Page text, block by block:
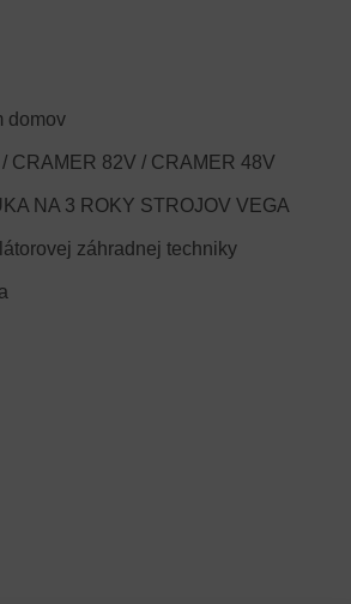
domov
CRAMER 82V / CRAMER 48V
NA 3 ROKY STROJOV VEGA
záhradnej techniky